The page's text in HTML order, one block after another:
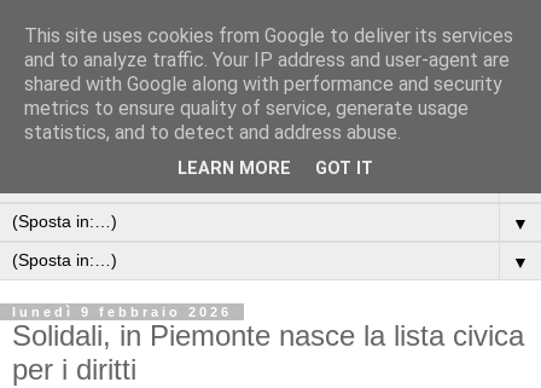
▼
▼
lunedì 9 febbraio 2026
Solidali, in Piemonte nasce la lista civica
per i diritti
This site uses cookies from Google to deliver its services
and to analyze traffic. Your IP address and user-agent are
shared with Google along with performance and security
metrics to ensure quality of service, generate usage
statistics, and to detect and address abuse.
LEARN MORE GOT IT